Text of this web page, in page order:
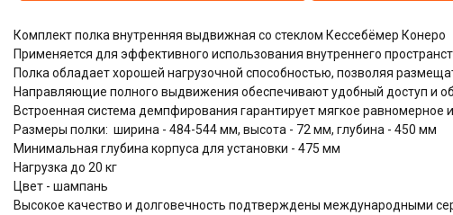
Комплект полка внутренняя выдвижная со стеклом Кессебёмер Конеро
Применяется для эффективного использования внутреннего
Полка обладает хорошей нагрузочной способностью, позволяя
Направляющие полного выдвижения обеспечивают удобный доступ и
Встроенная система демпфирования гарантирует мягкое равномерное
Размеры полки: ширина - 484-544 мм, высота - 72 мм, глубина - 450 мм
Минимальная глубина корпуса для установки - 475 мм
Нагрузка до 20 кг
Цвет - шампань
Высокое качество и долговечность подтверждены международными